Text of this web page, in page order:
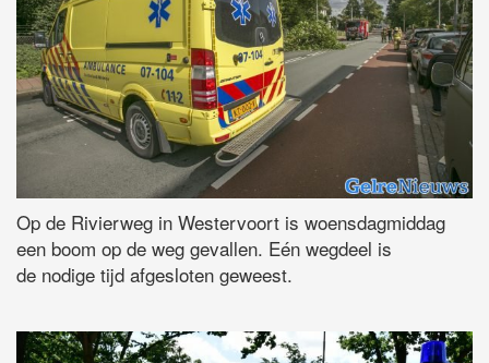
Op de Rivierweg in Westervoort is woensdagmiddag
een boom op de weg gevallen. Eén wegdeel is
de nodige tijd afgesloten geweest.